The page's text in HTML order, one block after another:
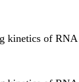
of RNA